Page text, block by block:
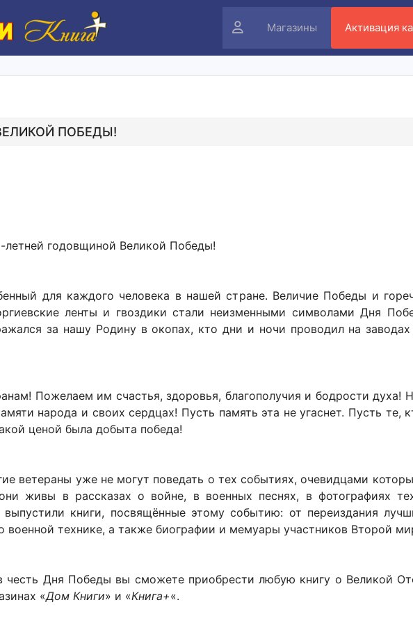
ЛичныйМагазины Активация
ПОБЕДЫ!
летней годовщиной Великой Победы!
для каждого человека в нашей стране. Величие Победы и
ленты и гвоздики стали неизменными символами Дня
за нашу Родину в окопах, кто дни и ночи проводил на
Пожелаем им счастья, здоровья, благополучия и бодрости духа!
народа и своих сердцах! Пусть память эта не угаснет. Пусть те,
ценой была добыта победа!
ветераны уже не могут поведать о тех событиях, очевидцами
живы в рассказах о войне, в военных песнях, в фотографиях
выпустили книги, посвящённые этому событию: от переиздания
военной технике, а также биографии и мемуары участников Второй
честь Дня Победы вы сможете приобрести любую книгу о Великой
«Дом Книги» и «Книга+«.